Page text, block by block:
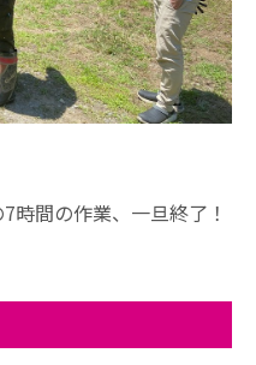
時間の作業、一旦終了！